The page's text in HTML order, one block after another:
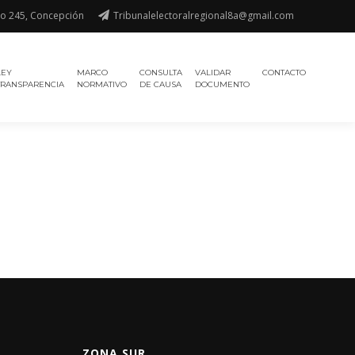
245, Concepción Tribunalelectoralregional8a@gmail.com
MARCO
NORMATIVO
CONSULTA
DE CAUSA
VALIDAR
DOCUMENTO
CONTACTO